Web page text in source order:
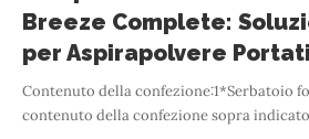
Breeze Complete:
per Aspirapolvere
Contenuto della confezione:1*Serbatoio
contenuto della confezione sopra